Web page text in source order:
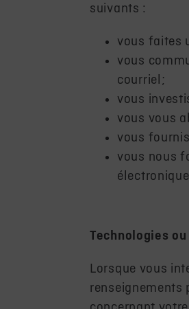
suivants :
vous faites
vous
courriel;
vous
vous vous
vous
vous nous
Technologies
Lorsque vous
renseignements